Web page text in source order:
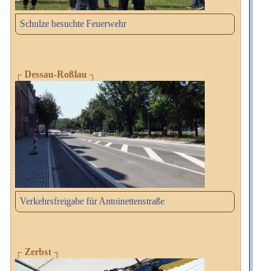
Schulze besuchte Feuerwehr
┌ Dessau-Roßlau ┐
Verkehrsfreigabe für Antoinettenstraße
┌ Zerbst ┐